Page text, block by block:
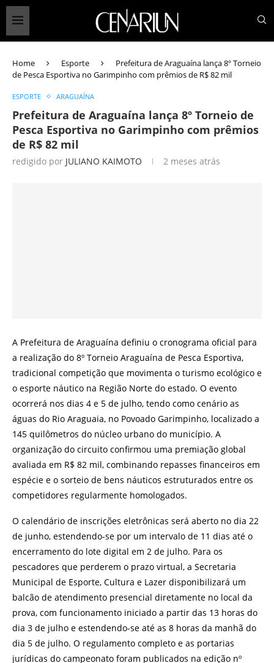
Home Esporte
Prefeitura de Araguaína lança 8º Torneio
de Pesca Esportiva no Garimpinho com prêmios de R$ 82 mil
ESPORTE ARAGUAÍNA
Prefeitura de Araguaína lança 8º Torneio de
Pesca Esportiva no Garimpinho com prêmios
de R$ 82 mil
redigido por JULIANO KAIMOTO 2 meses atrás
A Prefeitura de Araguaína definiu o cronograma oficial para
a realização do 8º Torneio Araguaína de Pesca Esportiva,
tradicional competição que movimenta o turismo ecológico e
o esporte náutico na Região Norte do estado. O evento
ocorrerá nos dias 4 e 5 de julho, tendo como cenário as
águas do Rio Araguaia, no Povoado Garimpinho, localizado a
145 quilômetros do núcleo urbano do município. A
organização do circuito confirmou uma premiação global
avaliada em R$ 82 mil, combinando repasses financeiros em
espécie e o sorteio de bens náuticos estruturados entre os
competidores regularmente homologados.
O calendário de inscrições eletrônicas será aberto no dia 22
de junho, estendendo-se por um intervalo de 11 dias até o
encerramento do lote digital em 2 de julho. Para os
pescadores que perderem o prazo virtual, a Secretaria
Municipal de Esporte, Cultura e Lazer disponibilizará um
balcão de atendimento presencial diretamente no local da
prova, com funcionamento iniciado a partir das 13 horas do
dia 3 de julho e estendendo-se até as 8 horas da manhã do
dia 5 de julho. O regulamento completo e as portarias
jurídicas do campeonato foram publicados na edição nº